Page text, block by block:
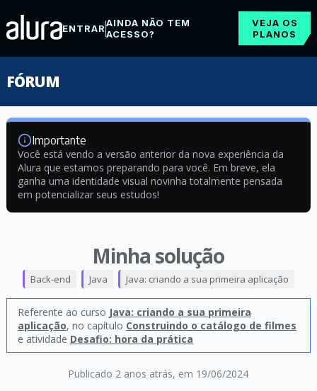
ENTRARAINDA NÃO TEM
ACESSO?
VEJA OS
PLANOS
FÓRUM
Importante
Você está vendo a versão anterior da nova experiência da
Alura que estamos preparando para você. Em breve, ela
ganha uma identidade visual novinha totalmente pensada
em potencializar seus estudos!
Minha solução
Publicado 2 anos atrás, em 19/06/2024
Back-end Java Java: criando a sua primeira aplicação
Referente ao curso Java: criando a sua primeira
aplicação, no capítulo Construindo o catálogo de filmes
e atividade Desafio: hora da prática